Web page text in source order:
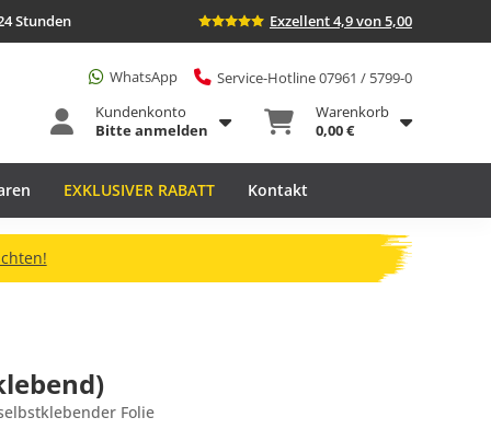
Stunden Exzellent 4,9 von 5,00
WhatsApp
Service-Hotline 07961 / 5799-0
Kundenkonto
Bitte anmelden
Warenkorb
0,00 €
EXKLUSIVER RABATT Kontakt
Folie